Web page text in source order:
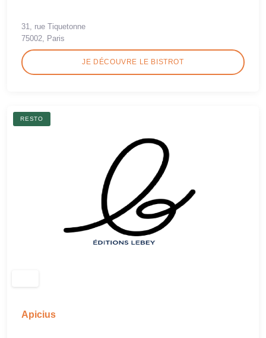
31, rue Tiquetonne
75002, Paris
JE DÉCOUVRE LE BISTROT
RESTO
Apicius